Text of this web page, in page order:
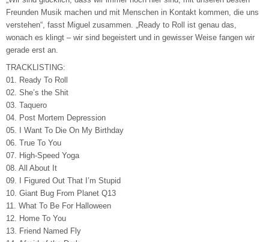
Freunden Musik machen und mit Menschen in Kontakt kommen, die uns
verstehen“, fasst Miguel zusammen. „Ready to Roll ist genau das,
wonach es klingt – wir sind begeistert und in gewisser Weise fangen wir
gerade erst an.
TRACKLISTING:
01. Ready To Roll
02. She’s the Shit
03. Taquero
04. Post Mortem Depression
05. I Want To Die On My Birthday
06. True To You
07. High-Speed Yoga
08. All About It
09. I Figured Out That I’m Stupid
10. Giant Bug From Planet Q13
11. What To Be For Halloween
12. Home To You
13. Friend Named Fly